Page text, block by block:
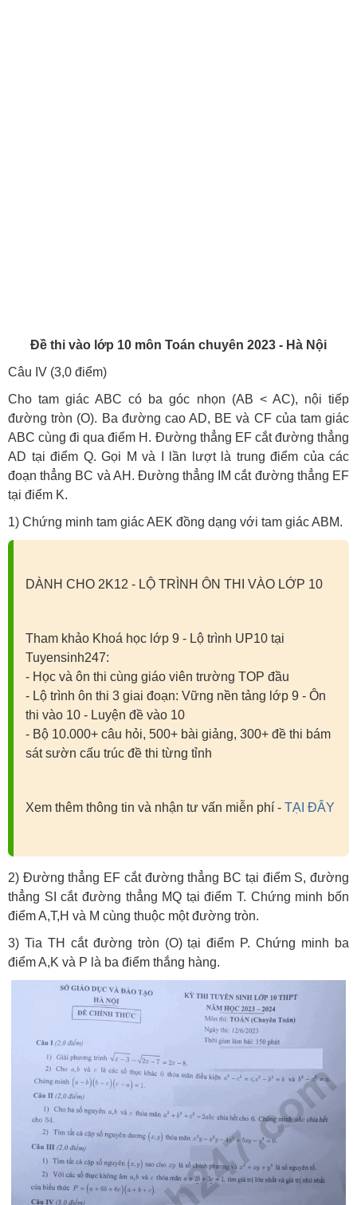
Đề thi vào lớp 10 môn Toán chuyên 2023 - Hà Nội
Câu IV (3,0 điểm)
Cho tam giác ABC có ba góc nhọn (AB < AC), nội tiếp
đường tròn (O). Ba đường cao AD, BE và CF của tam giác
ABC cùng đi qua điểm H. Đường thẳng EF cắt đường thẳng
AD tại điểm Q. Gọi M và I lần lượt là trung điểm của các
đoạn thẳng BC và AH. Đường thẳng IM cắt đường thẳng EF
tại điểm K.
1) Chứng minh tam giác AEK đồng dạng với tam giác ABM.
DÀNH CHO 2K12 - LỘ TRÌNH ÔN THI VÀO LỚP 10
Tham khảo Khoá học lớp 9 - Lộ trình UP10 tại
Tuyensinh247:
- Học và ôn thi cùng giáo viên trường TOP đầu
- Lộ trình ôn thi 3 giai đoạn: Vững nền tảng lớp 9 - Ôn
thi vào 10 - Luyện đề vào 10
- Bộ 10.000+ câu hỏi, 500+ bài giảng, 300+ đề thi bám
sát sườn cấu trúc đề thi từng tỉnh
Xem thêm thông tin và nhận tư vấn miễn phí - TẠI ĐÂY
2) Đường thẳng EF cắt đường thẳng BC tại điểm S, đường
thẳng SI cắt đường thẳng MQ tại điểm T. Chứng minh bốn
điểm A,T,H và M cùng thuộc một đường tròn.
3) Tia TH cắt đường tròn (O) tại điểm P. Chứng minh ba
điểm A,K và P là ba điểm thắng hàng.